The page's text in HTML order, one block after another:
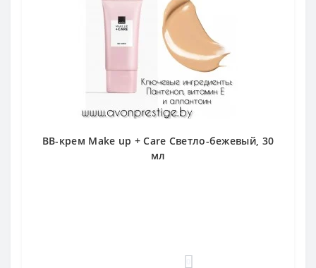
BB-крем Make up + Care Светло-бежевый, 30
мл